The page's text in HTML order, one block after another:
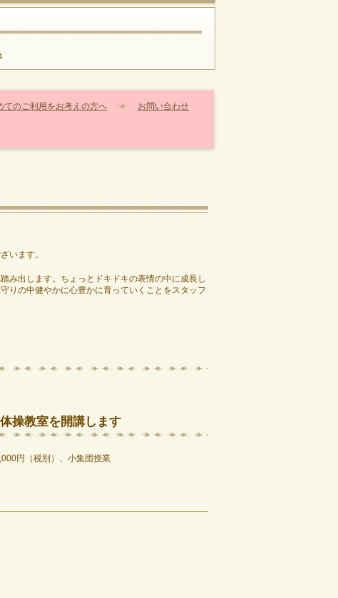
てのご利用をお考えの方へ お問い合わせ
います。
み出します。ちょっとドキドキの表情の中に成長し
りの中健やかに心豊かに育っていくことをスタッフ
操教室を開講します
円（税別）、小集団授業